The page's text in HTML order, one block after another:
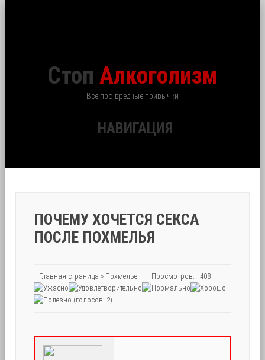
Стоп Алкоголизм
Все про вредные привычки
НАВИГАЦИЯ
ПОЧЕМУ ХОЧЕТСЯ СЕКСА
ПОСЛЕ ПОХМЕЛЬЯ
Главная страница » Похмелье Просмотров: 408
(голосов: 2)